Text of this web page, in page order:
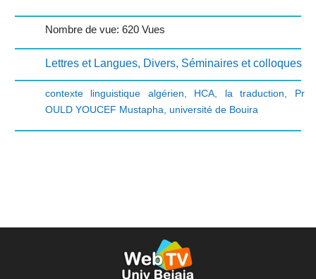
Nombre de vue: 620 Vues
Lettres et Langues, Divers, Séminaires et colloques
contexte linguistique algérien HCA la traduction
Pr
OULD YOUCEF Mustapha
université de Bouira